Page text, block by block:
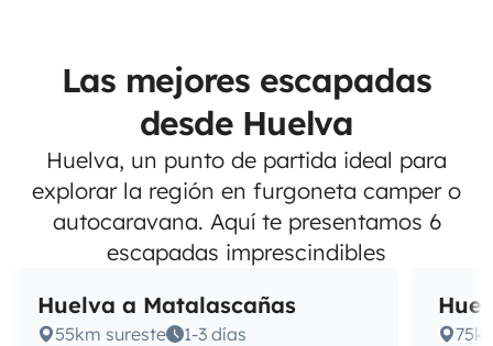
Las mejores escapadas
desde Huelva
Huelva, un punto de partida ideal para
explorar la región en furgoneta camper o
autocaravana. Aquí te presentamos 6
escapadas imprescindibles
Huelva a Matalascañas
55km sureste
1-3 días